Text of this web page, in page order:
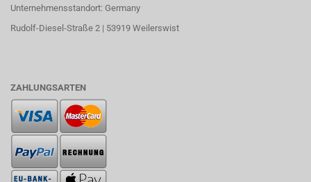
Unternehmensstandort: Germany
Rudolf-Diesel-Straße 2 | 53919 Weilerswist
ZAHLUNGSARTEN